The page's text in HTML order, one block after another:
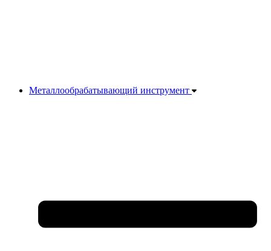
Металлообрабатывающий инструмент